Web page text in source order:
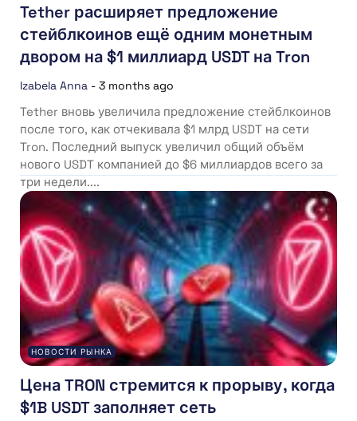
Tether расширяет предложение
стейблкоинов ещё одним монетным
двором на $1 миллиард USDT на Tron
Izabela Anna - 3 months ago
Tether вновь увеличила предложение стейблкоинов
после того, как отчекивала $1 млрд USDT на сети
Tron. Последний выпуск увеличил общий объём
нового USDT компанией до $6 миллиардов всего за
три недели....
НОВОСТИ РЫНКА
Цена TRON стремится к прорыву, когда
$1B USDT заполняет сеть